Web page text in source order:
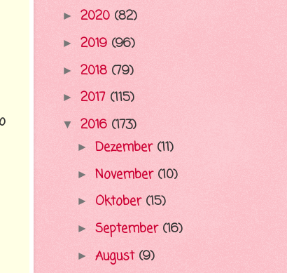
► 2020 (82)
► 2019 (96)
► 2018 (79)
► 2017 (115)
▼ 2016 (173)
► Dezember (11)
► November (10)
► Oktober (15)
► September (16)
► August (9)